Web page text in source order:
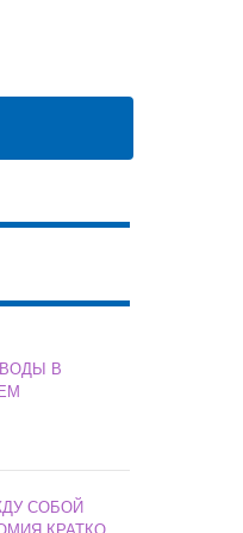
В
СОБОЙ